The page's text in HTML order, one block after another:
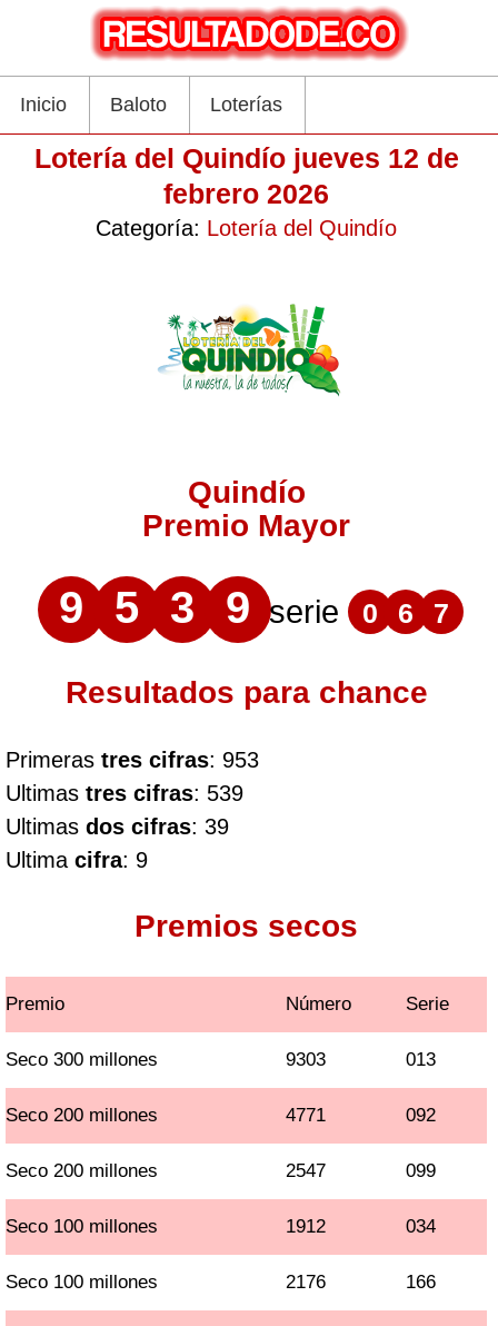
Inicio Baloto Loterías
Lotería del Quindío jueves 12 de
febrero 2026
Categoría: Lotería del Quindío
Quindío
Premio Mayor
9 5 3 9 serie 0 6 7
Resultados para chance
Primeras tres cifras: 953
Ultimas tres cifras: 539
Ultimas dos cifras: 39
Ultima cifra: 9
Premios secos
Premio Número Serie
Seco 300 millones 9303 013
Seco 200 millones 4771 092
Seco 200 millones 2547 099
Seco 100 millones 1912 034
Seco 100 millones 2176 166